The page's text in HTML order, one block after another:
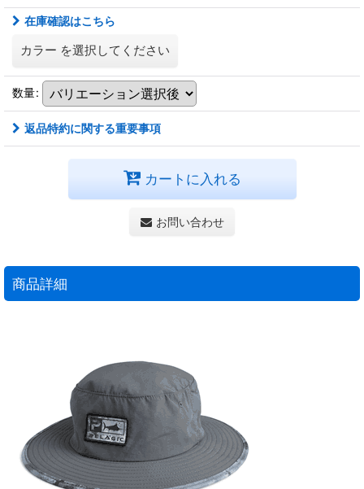
在庫確認はこちら
カラー を選択してください
数量:
返品特約に関する重要事項
カートに入れる
お問い合わせ
商品詳細